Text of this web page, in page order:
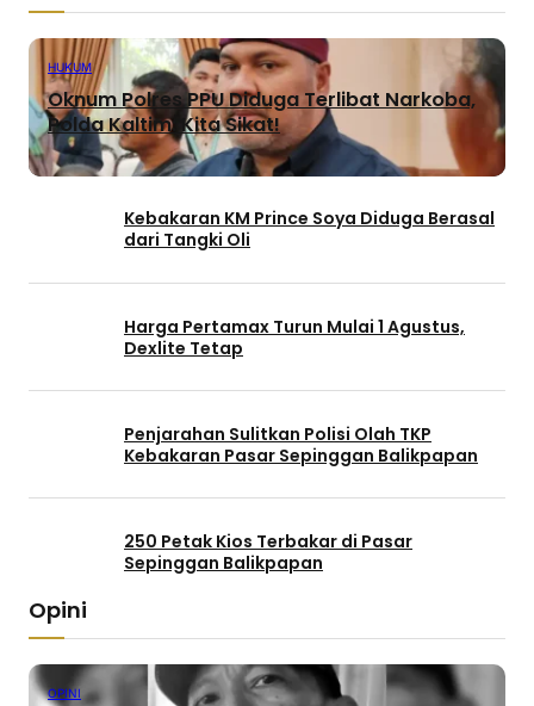
HUKUM
Oknum Polres PPU Diduga Terlibat Narkoba,
Polda Kaltim: Kita Sikat!
Kebakaran KM Prince Soya Diduga Berasal
dari Tangki Oli
Harga Pertamax Turun Mulai 1 Agustus,
Dexlite Tetap
Penjarahan Sulitkan Polisi Olah TKP
Kebakaran Pasar Sepinggan Balikpapan
250 Petak Kios Terbakar di Pasar
Sepinggan Balikpapan
Opini
OPINI